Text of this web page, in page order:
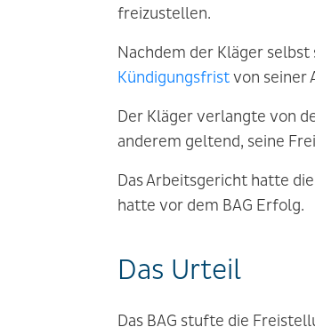
freizustellen.
Nachdem der Kläger
Kündigungsfristvon seiner
Der Kläger verlangte von
anderem geltend, seine
Das Arbeitsgericht hatte
hatte vor dem BAG Erfolg.
Das Urteil
Das BAG stufte die